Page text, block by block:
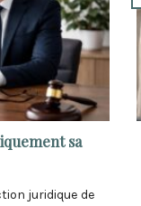
sa
juridique de